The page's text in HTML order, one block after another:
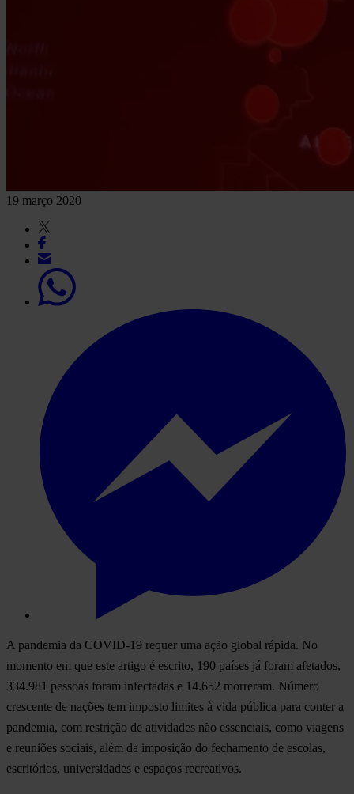
19 março 2020
A pandemia da COVID-19 requer uma ação global rápida. No
momento em que este artigo é escrito, 190 países já foram afetados,
334.981 pessoas foram infectadas e 14.652 morreram. Número
crescente de nações tem imposto limites à vida pública para conter a
pandemia, com restrição de atividades não essenciais, como viagens
e reuniões sociais, além da imposição do fechamento de escolas,
escritórios, universidades e espaços recreativos.